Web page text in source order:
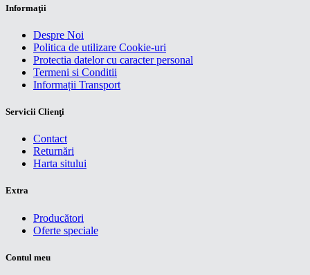
Informaţii
Despre Noi
Politica de utilizare Cookie-uri
Protectia datelor cu caracter personal
Termeni si Conditii
Informații Transport
Servicii Clienţi
Contact
Returnări
Harta sitului
Extra
Producători
Oferte speciale
Contul meu